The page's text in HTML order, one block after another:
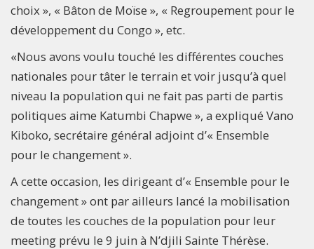
choix », « Bâton de Moïse », « Regroupement pour le
développement du Congo », etc.
«Nous avons voulu touché les différentes couches
nationales pour tâter le terrain et voir jusqu’à quel
niveau la population qui ne fait pas parti de partis
politiques aime Katumbi Chapwe », a expliqué Vano
Kiboko, secrétaire général adjoint d’« Ensemble
pour le changement ».
A cette occasion, les dirigeant d’« Ensemble pour le
changement » ont par ailleurs lancé la mobilisation
de toutes les couches de la population pour leur
meeting prévu le 9 juin à N’djili Sainte Thérèse.